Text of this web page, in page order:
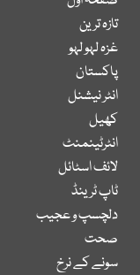
تازہ ترین
غزہ لہو لہو
پاکستان
انٹر نیشنل
کھیل
انٹرٹینمنٹ
لائف اسٹائل
ٹاپ ٹرینڈ
دلچسپ و عجیب
صحت
سونے کے نرخ